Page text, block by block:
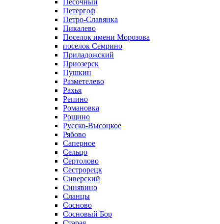
Песочный
Петергоф
Петро-Славянка
Пикалево
Поселок имени Морозова
поселок Семрино
Приладожский
Приозерск
Пушкин
Разметелево
Рахья
Репино
Романовка
Рощино
Русско-Высоцкое
Рябово
Саперное
Сельцо
Сертолово
Сестрорецк
Сиверский
Синявино
Сланцы
Сосново
Сосновый Бор